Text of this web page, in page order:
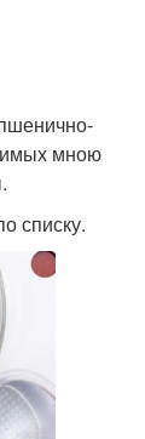
мною
списку.